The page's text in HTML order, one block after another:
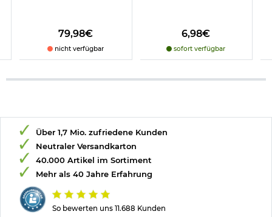
79,98€
nicht verfügbar
6,98€
sofort verfügbar
So bewerten uns 11.688 Kunden
Über 1,7 Mio. zufriedene Kunden
Neutraler Versandkarton
40.000 Artikel im Sortiment
Mehr als 40 Jahre Erfahrung